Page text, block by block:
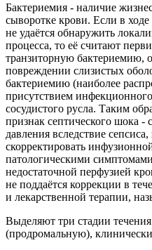
Бактериемия - наличие
сыворотке крови. Если в
не удаётся обнаружить
процесса, то её считают
транзиторную бактериемию,
повреждении слизистых
бактериемию (наиболее
присутствием
сосудистого русла. Таким
признак септического шока -
давления вследствие сепсиса,
скорректировать
патологическими
недостаточной перфузией
не поддаётся коррекции в
и лекарственной терапии,
Выделяют три стадии
(продромальную),